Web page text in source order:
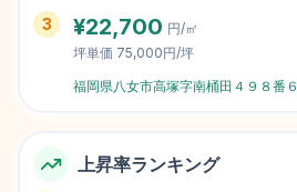
3 ¥22,700 円/㎡
坪単価 75,000円/坪
福岡県八女市高塚字南桶田４９８番
上昇率ランキング